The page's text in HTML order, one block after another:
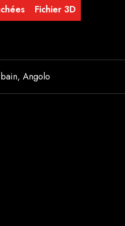
Fichier 3D
, Angolo